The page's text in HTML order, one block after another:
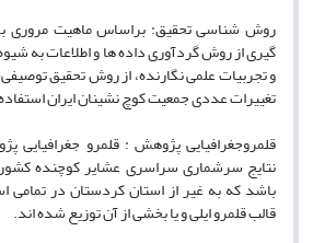
روش شناسی تحقیق: براساس ماهیت مروری
گیری از روش گردآوری داده ها و اطلاعات به
و تجربیات علمی نگارنده، از روش تحقیق
تغییرات عددی جمعیت کوچ نشینان ایران
قلمروجغرافیایی پژوهش : قلمرو
نتایج سرشماری سراسری عشایر کوچنده
باشد که به غیر از استان کردستان در تمامی
قالب قلمرو ایلی و یا بخشی از آن توزیع شده اند.